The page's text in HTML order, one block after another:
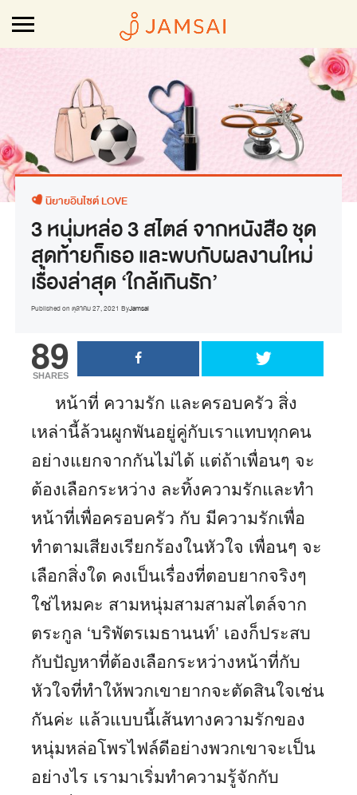
นิยายอินไซต์ LOVE
3 หนุ่มหล่อ 3 สไตล์ จากหนังสือ ชุด
สุดท้ายก็เธอ และพบกับผลงานใหม่
เรื่องล่าสุด ‘ใกล้เกินรัก’
Published on ตุลาคม 27, 2021 ByJamsai
89
SHARES
หน้าที่ ความรัก และครอบครัว สิ่ง
เหล่านี้ล้วนผูกพันอยู่คู่กับเราแทบทุกคน
อย่างแยกจากกันไม่ได้ แต่ถ้าเพื่อนๆ จะ
ต้องเลือกระหว่าง ละทิ้งความรักและทำ
หน้าที่เพื่อครอบครัว กับ มีความรักเพื่อ
ทำตามเสียงเรียกร้องในหัวใจ เพื่อนๆ จะ
เลือกสิ่งใด คงเป็นเรื่องที่ตอบยากจริงๆ
ใช่ไหมคะ สามหนุ่มสามสามสไตล์จาก
ตระกูล ‘บริพัตรเมธานนท์’ เองก็ประสบ
กับปัญหาที่ต้องเลือกระหว่างหน้าที่กับ
หัวใจที่ทำให้พวกเขายากจะตัดสินใจเช่น
กันค่ะ แล้วแบบนี้เส้นทางความรักของ
หนุ่มหล่อโพรไฟล์ดีอย่างพวกเขาจะเป็น
อย่างไร เรามาเริ่มทำความรู้จักกับ